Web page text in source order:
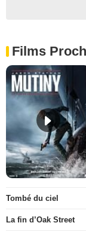
Films
Tombé du ciel
La fin d’Oak Street